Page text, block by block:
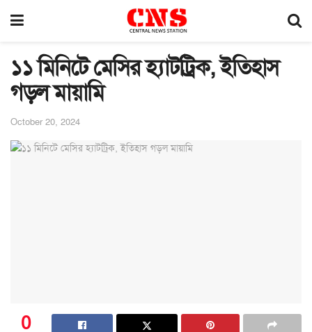
১১ মিনিটে মেসির হ্যাটট্রিক, ইতিহাস
গড়ল মায়ামি
October 20, 2024
0